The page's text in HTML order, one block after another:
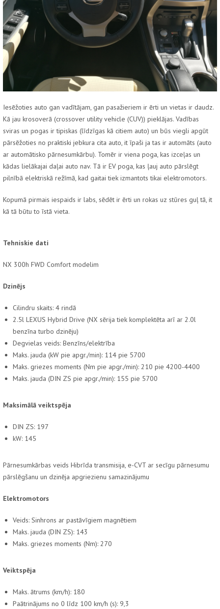
Iesēžoties auto gan vadītājam, gan pasažieriem ir ērti un vietas ir daudz.
Kā jau krosoverā (crossover utility vehicle (CUV)) pieklājas. Vadības
sviras un pogas ir tipiskas (līdzīgas kā citiem auto) un būs viegli apgūt
pārsēžoties no praktiski jebkura cita auto, it īpaši ja tas ir automāts (auto
ar automātisko pārnesumkārbu). Tomēr ir viena poga, kas izceļas un
kādas lielākajai daļai auto nav. Tā ir EV poga, kas ļauj auto pārslēgt
pilnībā elektriskā režīmā, kad gaitai tiek izmantots tikai elektromotors.
Kopumā pirmais iespaids ir labs, sēdēt ir ērti un rokas uz stūres guļ tā, it
kā tā būtu to īstā vieta.
Tehniskie dati
NX 300h FWD Comfort modelim
Dzinējs
Cilindru skaits: 4 rindā
2.5l LEXUS Hybrid Drive (NX sērija tiek komplektēta arī ar 2.0l
benzīna turbo dzinēju)
Degvielas veids: Benzīns/elektrība
Maks. jauda (kW pie apgr./min): 114 pie 5700
Maks. griezes moments (Nm pie apgr./min): 210 pie 4200-4400
Maks. jauda (DIN ZS pie apgr./min): 155 pie 5700
Maksimālā veiktspēja
DIN ZS: 197
kW: 145
Pārnesumkārbas veids Hibrīda transmisija, e-CVT ar secīgu pārnesumu
pārslēgšanu un dzinēja apgriezienu samazinājumu
Elektromotors
Veids: Sinhrons ar pastāvīgiem magnētiem
Maks. jauda (DIN ZS): 143
Maks. griezes moments (Nm): 270
Veiktspēja
Maks. ātrums (km/h): 180
Paātrinājums no 0 līdz 100 km/h (s): 9,3